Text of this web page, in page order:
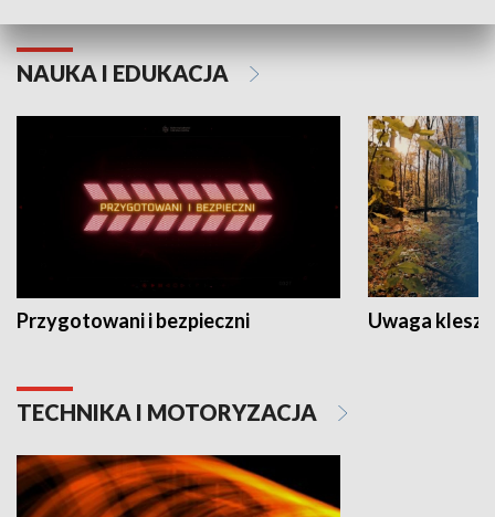
NAUKA I EDUKACJA
Przygotowani i bezpieczni Uwaga
TECHNIKA I MOTORYZACJA